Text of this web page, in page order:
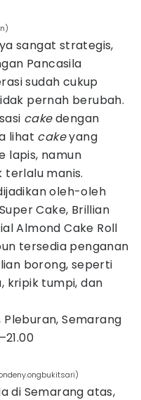
sangat strategis,
Pancasila
sudah cukup
pernah berubah.
cakedengan
lihat cakeyang
lapis, namun
manis.
oleh-oleh
Cake, Brillian
Almond Cake Roll
tersedia penganan
borong, seperti
kripik tumpi, dan
Pleburan, Semarang
di Semarang atas,